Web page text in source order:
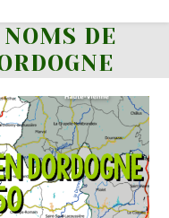
DE